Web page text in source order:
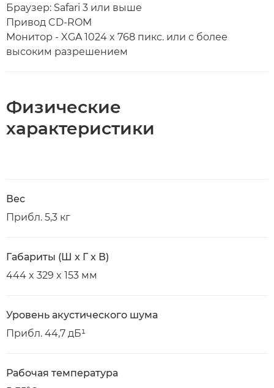
Браузер: Safari 3 или выше
Привод CD-ROM
Монитор - XGA 1024 x 768 пикс. или с более
высоким разрешением
Физические
характеристики
Вес
Прибл. 5,3 кг
Габариты (Ш x Г x В)
444 x 329 x 153 мм
Уровень акустического шума
Прибл. 44,7 дБ¹
Рабочая температура